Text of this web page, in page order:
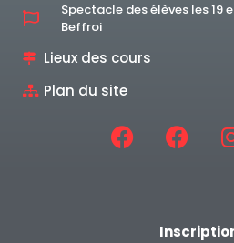
Spectacle des élèves les
Beffroi
Lieux des cours
Plan du site